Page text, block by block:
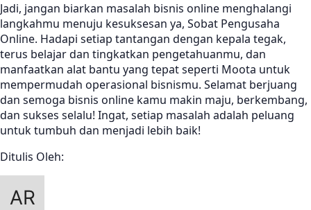
Jadi, jangan biarkan masalah bisnis online menghalangi
langkahmu menuju kesuksesan ya, Sobat Pengusaha
Online. Hadapi setiap tantangan dengan kepala tegak,
terus belajar dan tingkatkan pengetahuanmu, dan
manfaatkan alat bantu yang tepat seperti Moota untuk
mempermudah operasional bisnismu. Selamat berjuang
dan semoga bisnis online kamu makin maju, berkembang,
dan sukses selalu! Ingat, setiap masalah adalah peluang
untuk tumbuh dan menjadi lebih baik!
Ditulis Oleh: